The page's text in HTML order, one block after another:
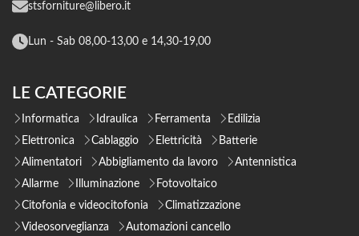
stsforniture@libero.it
Lun - Sab 08,00-13,00 e 14,30-19,00
LE CATEGORIE
Informatica Idraulica Ferramenta
Edilizia
Elettronica
Cablaggio Elettricità
Batterie
Alimentatori
Abbigliamento da lavoro
Antennistica
Allarme
Illuminazione
Fotovoltaico
Citofonia e videocitofonia
Climatizzazione
Videosorveglianza
Automazioni cancello